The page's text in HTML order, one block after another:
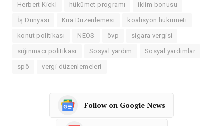
Herbert Kickl hükümet programı iklim bonusu
İş Dünyası Kira Düzenlemesi koalisyon hükümeti
konut politikası NEOS övp sigara vergisi
sığınmacı politikası Sosyal yardım Sosyal yardımlar
spö vergi düzenlemeleri
Follow on Google News